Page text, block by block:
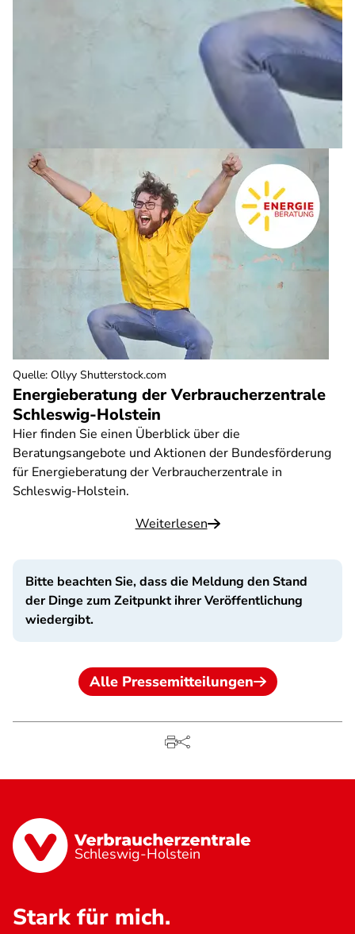
Energieberatung der Verbraucherzentrale
Schleswig-Holstein
Hier finden Sie einen Überblick über die
Beratungsangebote und Aktionen der Bundesförderung
für Energieberatung der Verbraucherzentrale in
Schleswig-Holstein.
Weiterlesen
Quelle: Ollyy Shutterstock.com
Bitte beachten Sie, dass die Meldung den Stand
der Dinge zum Zeitpunkt ihrer Veröffentlichung
wiedergibt.
Alle Pressemitteilungen
Schleswig-Holstein
Stark für mich.